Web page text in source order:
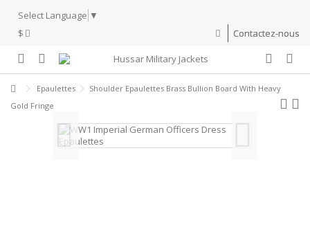
Select Language ▼
$
Contactez-nous
Epaulettes
Shoulder Epaulettes Brass Bullion Board With Heavy
Gold Fringe